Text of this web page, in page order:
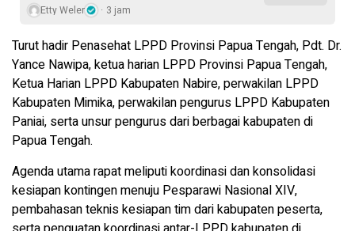
Etty Weler 3 jam
Turut hadir Penasehat LPPD Provinsi Papua Tengah, Pdt. Dr.
Yance Nawipa, ketua harian LPPD Provinsi Papua Tengah,
Ketua Harian LPPD Kabupaten Nabire, perwakilan LPPD
Kabupaten Mimika, perwakilan pengurus LPPD Kabupaten
Paniai, serta unsur pengurus dari berbagai kabupaten di
Papua Tengah.
Agenda utama rapat meliputi koordinasi dan konsolidasi
kesiapan kontingen menuju Pesparawi Nasional XIV,
pembahasan teknis kesiapan tim dari kabupaten peserta,